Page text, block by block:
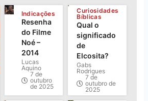
Indicações
Resenha
do Filme
Noé –
2014
Lucas
Aquino
7 de
outubro
de 2025
Curiosidades
Bíblicas
Qual o
significado
de
Elcosita?
Gabs
Rodrigues
7 de
outubro de
2025